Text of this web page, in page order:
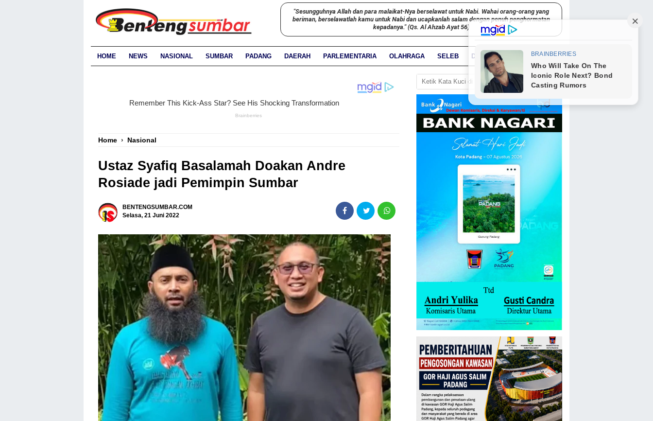
"Sesungguhnya Allah dan para malaikat-Nya berselawat untuk Nabi. Wahai orang-orang yang
beriman, berselawatlah kamu untuk Nabi dan ucapkanlah salam dengan penuh penghormatan
kepadanya." (Qs. Al Ahzab Ayat 56)
HOME NEWS NASIONAL SUMBAR PADANG DAERAH PARLEMENTARIA OLAHRAGA SELEB DUNIA PARIWARA
Home › Nasional
Ustaz Syafiq Basalamah Doakan Andre
Rosiade jadi Pemimpin Sumbar
BENTENGSUMBAR.COM
Selasa, 21 Juni 2022
GO